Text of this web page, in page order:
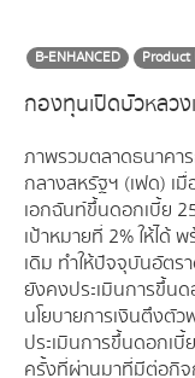
B-ENHANCED
กองทุนเปิดบัวหลว
ภาพรวมตลาดธนาคา
กลางสหรัฐฯ (เฟด) เ
เอกฉันท์ขึ้นดอกเบี้ย
เป้าหมายที่ 2% ให้ได้
เดิม ทำให้ปัจจุบันอัตร
ยังคงประเมินการขึ้นด
นโยบายการเงินตึงตัว
ประเมินการขึ้นดอกเ
ครั้งที่ผ่านมาที่มีต่อกิจ